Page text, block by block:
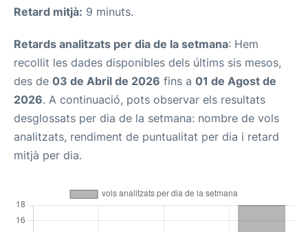
Retard mitjà: 9 minuts.
Retards analitzats per dia de la setmana: Hem
recollit les dades disponibles dels últims sis mesos,
des de 03 de Abril de 2026 fins a 01 de Agost de
2026. A continuació, pots observar els resultats
desglossats per dia de la setmana: nombre de vols
analitzats, rendiment de puntualitat per dia i retard
mitjà per dia.